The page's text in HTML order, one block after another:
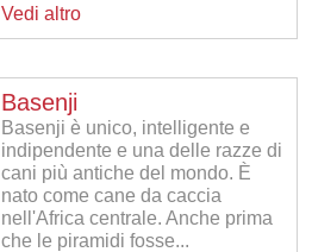
Vedi altro
Basenji
Basenji è unico, intelligente e
indipendente e una delle razze di
cani più antiche del mondo. È
nato come cane da caccia
nell'Africa centrale. Anche prima
che le piramidi fosse...